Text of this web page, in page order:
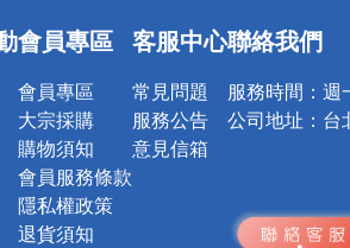
詐騙網頁！請小心！
會員專區
會員專區
大宗採購
購物須知
會員服務條款
隱私權政策
退貨須知
客服中心
常見問題
服務公告
意見信箱
聯絡我們
服務時間： 週
公司地址： 台